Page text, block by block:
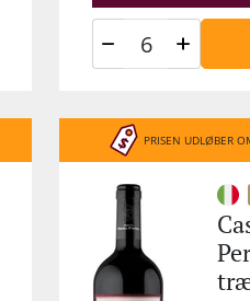
PRISEN UDLØBER